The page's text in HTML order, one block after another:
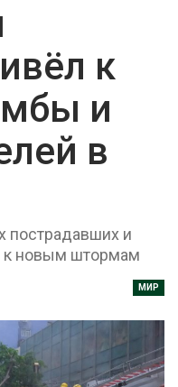
к
и
в
пострадавших и
к новым штормам
МИР